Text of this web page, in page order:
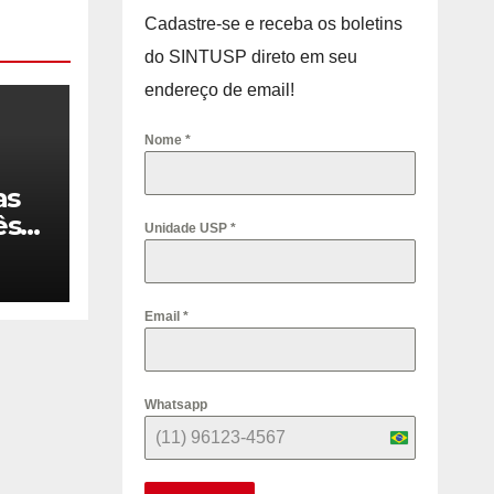
Cadastre-se e receba os boletins
do SINTUSP direto em seu
endereço de email!
Nome *
Unidade USP *
Email *
Whatsapp
B